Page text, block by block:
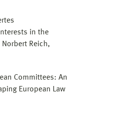
in the
Reich,
Committees: An
European Law